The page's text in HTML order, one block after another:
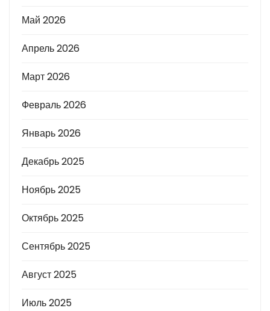
Май 2026
Апрель 2026
Март 2026
Февраль 2026
Январь 2026
Декабрь 2025
Ноябрь 2025
Октябрь 2025
Сентябрь 2025
Август 2025
Июль 2025